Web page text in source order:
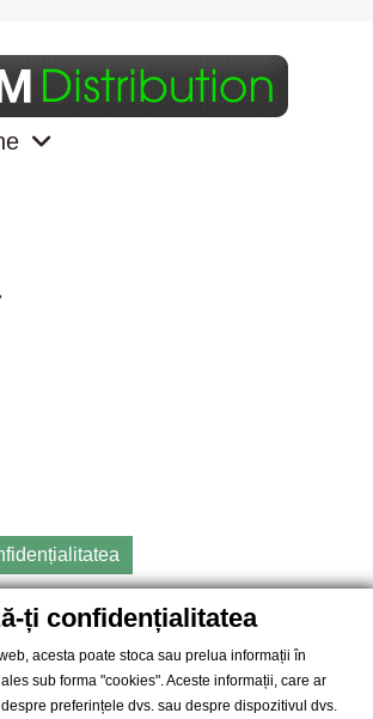
- Magazin online cu Produse
S.R.L.- Cod fiscal: RO14935035, Registrul
2002, Adresa: Str. Dimieni, nr. 7, Bucuresti,
ți confidențialitatea
acesta poate stoca sau prelua informații în
sub forma "cookies". Aceste informații, care ar
preferințele dvs. sau despre dispozitivul dvs.